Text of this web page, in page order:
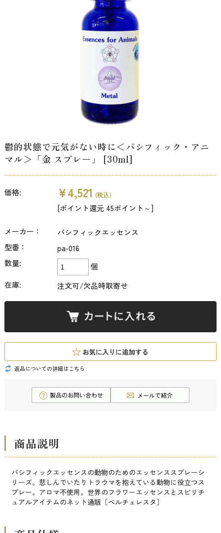
鬱的状態で元気がない時に＜パシフィック・アニ
マル＞「金 スプレー」 [30ml]
価格: ¥4,521 (税込)
[ポイント還元 45ポイント～]
メーカー：
パシフィックエッセンス
型番：
pa-016
数量:
個
在庫:
注文可/欠品時取寄せ
返品についての詳細はこちら
商品説明
パシフィックエッセンスの動物のためのエッセンススプレーシ
リーズ。悲しんでいたりトラウマを抱えている動物に役立つス
プレー。アロマ不使用。世界のフラワーエッセンスとスピリチ
ュアルアイテムのネット通販［ベルチェレスタ］